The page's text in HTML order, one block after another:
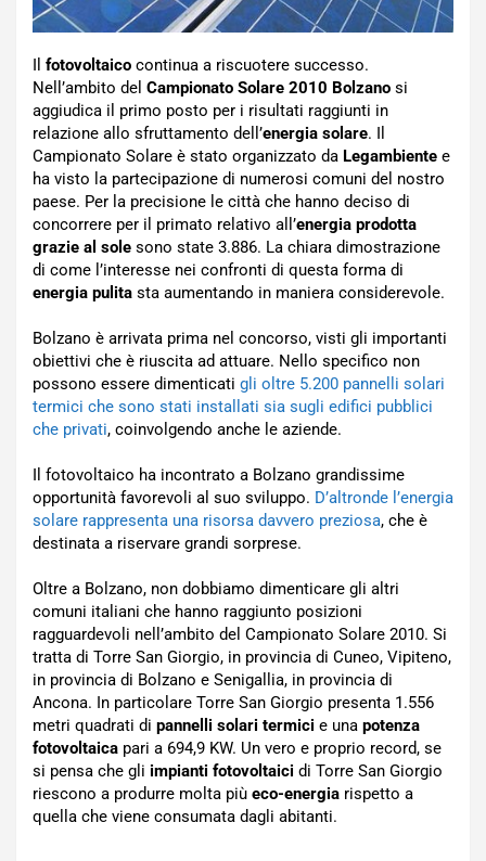
Il fotovoltaico continua a riscuotere successo.
Nell’ambito del Campionato Solare 2010 Bolzano si
aggiudica il primo posto per i risultati raggiunti in
relazione allo sfruttamento dell’energia solare. Il
Campionato Solare è stato organizzato da Legambiente e
ha visto la partecipazione di numerosi comuni del nostro
paese. Per la precisione le città che hanno deciso di
concorrere per il primato relativo all’energia prodotta
grazie al sole sono state 3.886. La chiara dimostrazione
di come l’interesse nei confronti di questa forma di
energia pulita sta aumentando in maniera considerevole.
Bolzano è arrivata prima nel concorso, visti gli importanti
obiettivi che è riuscita ad attuare. Nello specifico non
possono essere dimenticati gli oltre 5.200 pannelli solari
termici che sono stati installati sia sugli edifici pubblici
che privati, coinvolgendo anche le aziende.
Il fotovoltaico ha incontrato a Bolzano grandissime
opportunità favorevoli al suo sviluppo. D’altronde l’energia
solare rappresenta una risorsa davvero preziosa, che è
destinata a riservare grandi sorprese.
Oltre a Bolzano, non dobbiamo dimenticare gli altri
comuni italiani che hanno raggiunto posizioni
ragguardevoli nell’ambito del Campionato Solare 2010. Si
tratta di Torre San Giorgio, in provincia di Cuneo, Vipiteno,
in provincia di Bolzano e Senigallia, in provincia di
Ancona. In particolare Torre San Giorgio presenta 1.556
metri quadrati di pannelli solari termici e una potenza
fotovoltaica pari a 694,9 KW. Un vero e proprio record, se
si pensa che gli impianti fotovoltaici di Torre San Giorgio
riescono a produrre molta più eco-energia rispetto a
quella che viene consumata dagli abitanti.